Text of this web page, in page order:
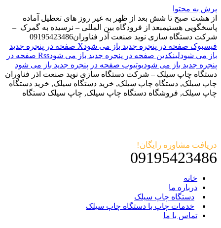
پرش به محتوا
از هشت صبح تا شش بعد از ظهر به غیر روز های تعطیل آماده
پاسخگویی هستیمبعد از فرودگاه بین المللی – نرسیده به گمرک –
شرکت دستگاه سازی نوید صنعت آذر فناوران09195423486
فیسبوک صفحه در پنجره جدید باز می شود
X صفحه در پنجره جدید
باز می شودلینکدین صفحه در پنجره جدید باز می شود
Rss صفحه در
پنجره جدید باز می شودیوتیوب صفحه در پنجره جدید باز می شود
دستگاه چاپ سیلک – شرکت دستگاه سازی نوید صنعت اذر فناوران
چاپ سیلک, دستگاه چاپ سیلک, خرید دستگاه سیلک, خرید دستگاه
چاپ سیلک, فروشگاه دستگاه چاپ سیلک, چاپ سیلک دستگاه
دریافت مشاوره رایگان!
09195423486
خانه
درباره ما
دستگاه چاپ سیلک
خدمات چاپ با دستگاه چاپ سیلک
تماس با ما